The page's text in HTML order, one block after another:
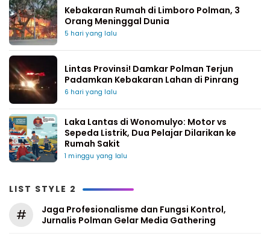
Kebakaran Rumah di Limboro Polman, 3
Orang Meninggal Dunia
5 hari yang lalu
Lintas Provinsi! Damkar Polman Terjun
Padamkan Kebakaran Lahan di Pinrang
6 hari yang lalu
Laka Lantas di Wonomulyo: Motor vs
Sepeda Listrik, Dua Pelajar Dilarikan ke
Rumah Sakit
1 minggu yang lalu
LIST STYLE 2
#
Jaga Profesionalisme dan Fungsi Kontrol,
Jurnalis Polman Gelar Media Gathering